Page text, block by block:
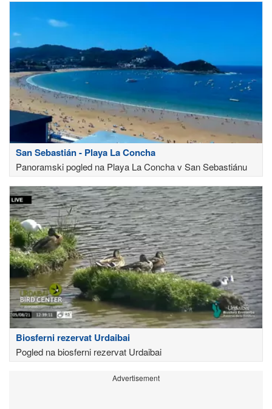
San Sebastián - Playa La Concha
Panoramski pogled na Playa La Concha v San Sebastiánu
Biosferni rezervat Urdaibai
Pogled na biosferni rezervat Urdaibai
Advertisement